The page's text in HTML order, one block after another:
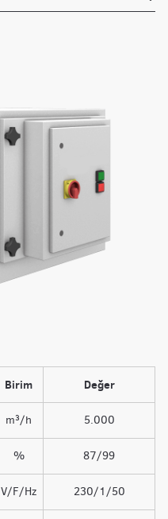
Birim Değer
m³/h 5.000
% 87/99
V/F/Hz 230/1/50